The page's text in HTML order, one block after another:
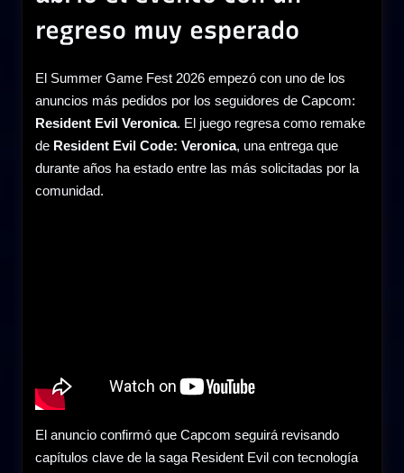
regreso muy esperado
El Summer Game Fest 2026 empezó con uno de los
anuncios más pedidos por los seguidores de Capcom:
Resident Evil Veronica. El juego regresa como remake
de Resident Evil Code: Veronica, una entrega que
durante años ha estado entre las más solicitadas por la
comunidad.
El anuncio confirmó que Capcom seguirá revisando
capítulos clave de la saga Resident Evil con tecnología